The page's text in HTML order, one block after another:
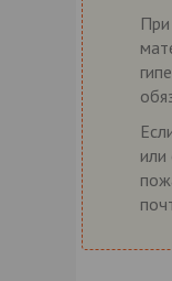
или